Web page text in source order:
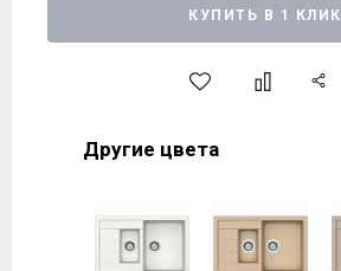
КУПИТЬ В 1 КЛИК
Другие цвета